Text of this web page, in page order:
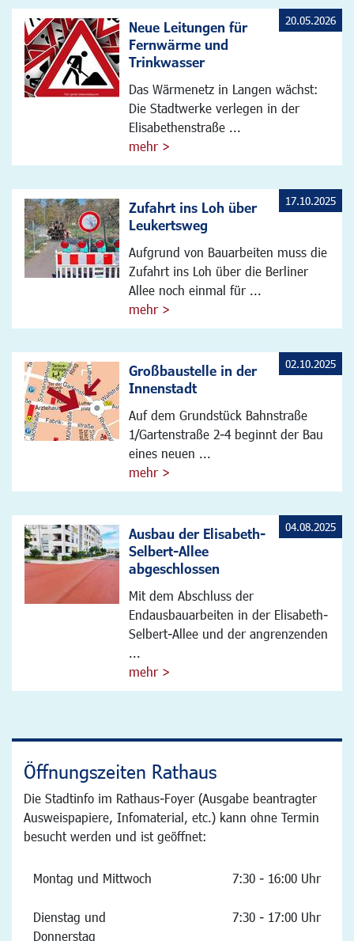
Neue Leitungen für
Fernwärme und
Trinkwasser
Das Wärmenetz in Langen wächst:
Die Stadtwerke verlegen in der
Elisabethenstraße ...
mehr >
20.05.2026
Zufahrt ins Loh über
Leukertsweg
Aufgrund von Bauarbeiten muss die
Zufahrt ins Loh über die Berliner
Allee noch einmal für ...
mehr >
17.10.2025
Großbaustelle in der
Innenstadt
Auf dem Grundstück Bahnstraße
1/Gartenstraße 2-4 beginnt der Bau
eines neuen ...
mehr >
02.10.2025
Ausbau der Elisabeth-
Selbert-Allee
abgeschlossen
Mit dem Abschluss der
Endausbauarbeiten in der Elisabeth-
Selbert-Allee und der angrenzenden
...
mehr >
04.08.2025
Öffnungszeiten Rathaus
Die Stadtinfo im Rathaus-Foyer (Ausgabe beantragter
Ausweispapiere, Infomaterial, etc.) kann ohne Termin
besucht werden und ist geöffnet:
Montag und Mittwoch 7:30 - 16:00 Uhr
Dienstag und
Donnerstag
7:30 - 17:00 Uhr